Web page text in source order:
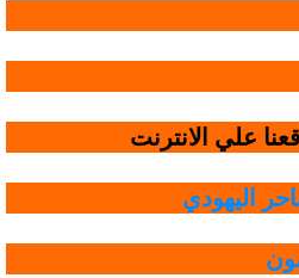
علي الانترنت
اليهودي